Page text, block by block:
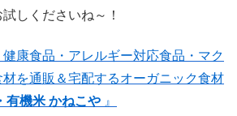
しくださいね～！
康食品・アレルギー対応食品・マク
を通販＆宅配するオーガニック食材
有機米 かねこや 』